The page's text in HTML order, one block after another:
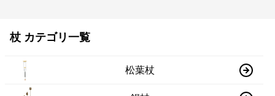
杖 カテゴリ一覧
松葉杖